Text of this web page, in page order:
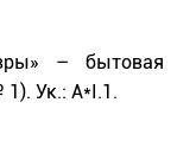
– бытовая
Ук.: А*I.1.